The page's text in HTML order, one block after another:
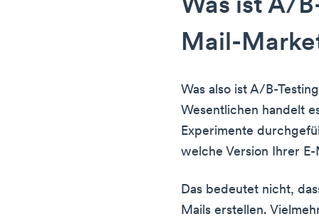
Was ist A/
Mail-
Was also ist A/B-
Wesentlichen handelt
Experimente
welche Version Ihrer
Das bedeutet nicht,
Mails erstellen.